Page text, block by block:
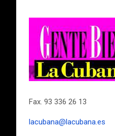
Fax. 93 336 26 13
lacubana@lacubana.es